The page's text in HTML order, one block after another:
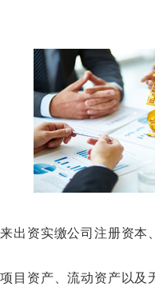
资实缴公司注册资本
资产、流动资产以及